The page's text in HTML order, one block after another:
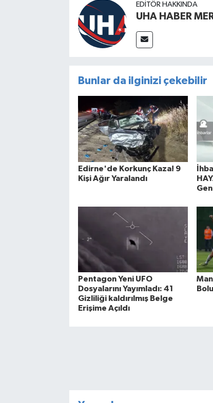
EDITÖR HAKKINDA
UHA HABER
Bunlar da ilginizi çekebilir
Edirne'de Korkunç Kaza! 9
Kişi Ağır Yaralandı
Pentagon Yeni UFO
Dosyalarını Yayımladı: 41
Gizliliği kaldırılmış Belge
Erişime Açıldı